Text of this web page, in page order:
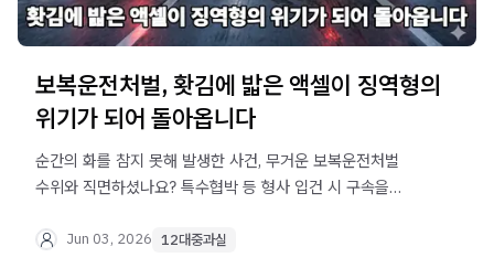
보복운전처벌, 홧김에 밟은 액셀이 징역형의
위기가 되어 돌아옵니다
순간의 화를 참지 못해 발생한 사건, 무거운 보복운전처벌
수위와 직면하셨나요? 특수협박 등 형사 입건 시 구속을
음주교통대응TF팀에서 상세히 알려드립니다.
Jun 03, 2026 12대중과실